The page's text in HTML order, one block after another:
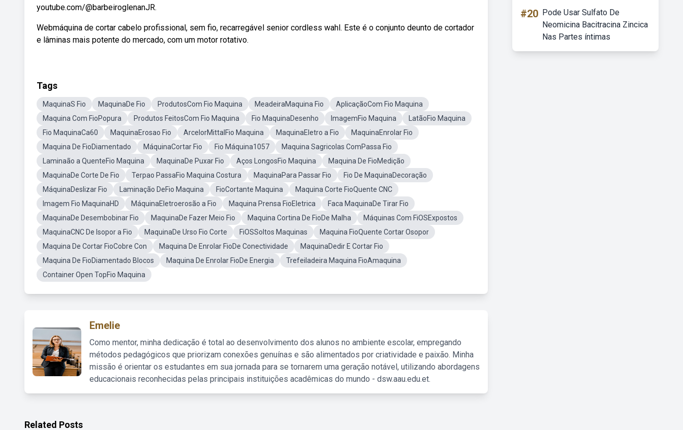
youtube.com/@barbeiroglenanJR.
Webmáquina de cortar cabelo profissional, sem fio, recarregável senior cordless wahl. Este é o conjunto deunto de cortador
e lâminas mais potente do mercado, com um motor rotativo.
Tags
MaquinaS Fio MaquinaDe Fio ProdutosCom Fio Maquina MeadeiraMaquina Fio
AplicaçãoCom Fio Maquina
Maquina Com FioPopura
Produtos FeitosCom Fio Maquina Fio MaquinaDesenho ImagemFio Maquina
LatãoFio Maquina
Fio MaquinaCa60
MaquinaErosao Fio ArcelorMittalFio Maquina MaquinaEletro a Fio
MaquinaEnrolar Fio
Maquina De FioDiamentado
MáquinaCortar Fio Fio Máquina1057
Maquina Sagricolas ComPassa Fio
Laminaão a QuenteFio Maquina
MaquinaDe Puxar Fio Aços LongosFio Maquina
Maquina De FioMedição
MaquinaDe Corte De Fio
Terpao PassaFio Maquina Costura MaquinaPara Passar Fio
Fio De MaquinaDecoração
MáquinaDeslizar Fio
Laminação DeFio Maquina FioCortante Maquina
Maquina Corte FioQuente CNC
Imagem Fio MaquinaHD
MáquinaEletroerosão a Fio Maquina Prensa FioEletrica
Faca MaquinaDe Tirar Fio
MaquinaDe Desembobinar Fio
MaquinaDe Fazer Meio Fio Maquina Cortina De FioDe Malha
Máquinas Com FiOSExpostos
MaquinaCNC De Isopor a Fio
MaquinaDe Urso Fio Corte FiOSSoltos Maquinas
Maquina FioQuente Cortar Osopor
Maquina De Cortar FioCobre Con
Maquina De Enrolar FioDe Conectividade
MaquinaDedir E Cortar Fio
Maquina De FioDiamentado Blocos
Maquina De Enrolar FioDe Energia
Trefeiladeira Maquina FioAmaquina
Container Open TopFio Maquina
Emelie
Como mentor, minha dedicação é total ao desenvolvimento dos alunos no ambiente escolar, empregando
métodos pedagógicos que priorizam conexões genuínas e são alimentados por criatividade e paixão. Minha
missão é orientar os estudantes em sua jornada para se tornarem uma geração notável, utilizando abordagens
educacionais reconhecidas pelas principais instituições acadêmicas do mundo - dsw.aau.edu.et.
#20 Pode Usar Sulfato De
Neomicina Bacitracina Zincica
Nas Partes íntimas
Related Posts